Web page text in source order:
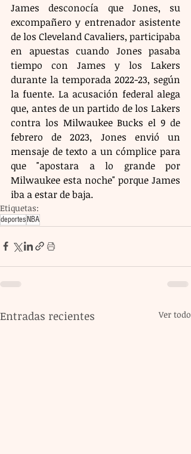
James desconocía que Jones, su
excompañero y entrenador asistente
de los Cleveland Cavaliers, participaba
en apuestas cuando Jones pasaba
tiempo con James y los Lakers
durante la temporada 2022-23, según
la fuente. La acusación federal alega
que, antes de un partido de los Lakers
contra los Milwaukee Bucks el 9 de
febrero de 2023, Jones envió un
mensaje de texto a un cómplice para
que "apostara a lo grande por
Milwaukee esta noche" porque James
iba a estar de baja.
Etiquetas:
deportes NBA
Entradas recientes Ver todo